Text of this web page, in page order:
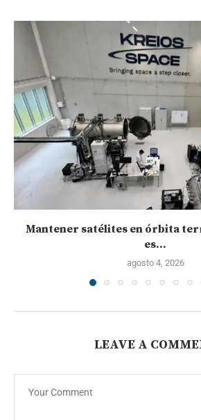
Mantener satélites en órbita
es...
agosto 4, 2026
LEAVE A